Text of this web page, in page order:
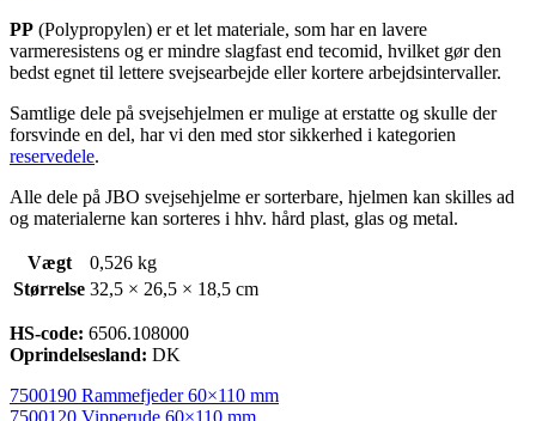
PP (Polypropylen) er et let materiale, som har en lavere
varmeresistens og er mindre slagfast end tecomid, hvilket gør den
bedst egnet til lettere svejsearbejde eller kortere arbejdsintervaller.
Samtlige dele på svejsehjelmen er mulige at erstatte og skulle der
forsvinde en del, har vi den med stor sikkerhed i kategorien
reservedele.
Alle dele på JBO svejsehjelme er sorterbare, hjelmen kan skilles ad
og materialerne kan sorteres i hhv. hård plast, glas og metal.
Vægt
0,526 kg
Størrelse 32,5 × 26,5 × 18,5 cm
HS-code: 6506.108000
Oprindelsesland: DK
7500190 Rammefjeder 60×110 mm
7500120 Vipperude 60×110 mm